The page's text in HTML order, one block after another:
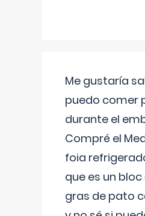
Me gustaría
puedo comer
durante el
Compré el
foia
que es un
gras de pato